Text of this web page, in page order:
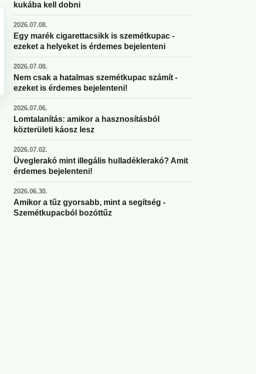
kukába kell dobni
2026.07.08.
Egy marék cigarettacsikk is szemétkupac -
ezeket a helyeket is érdemes bejelenteni
2026.07.08.
Nem csak a hatalmas szemétkupac számít -
ezeket is érdemes bejelenteni!
2026.07.06.
Lomtalanítás: amikor a hasznosításból
közterületi káosz lesz
2026.07.02.
Üveglerakó mint illegális hulladéklerakó? Amit
érdemes bejelenteni!
2026.06.30.
Amikor a tűz gyorsabb, mint a segítség -
Szemétkupacból bozóttűz